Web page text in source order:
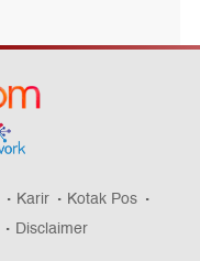
Karir
Kotak Pos
Disclaimer